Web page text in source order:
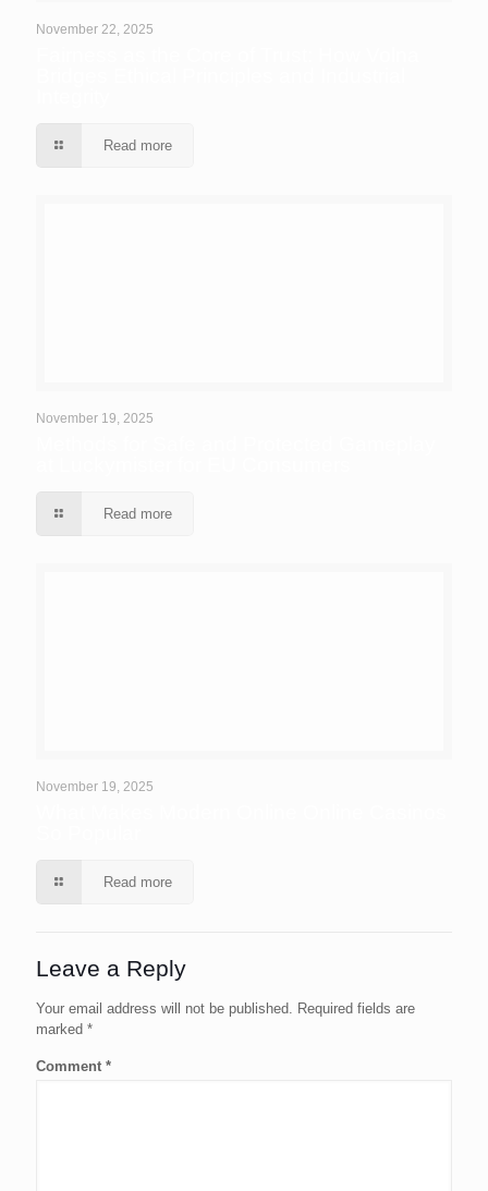
November 22, 2025
Read more
November 19, 2025
Read more
November 19, 2025
Read more
Leave a Reply
Your email address will not be published. Required fields are
marked *
Comment *